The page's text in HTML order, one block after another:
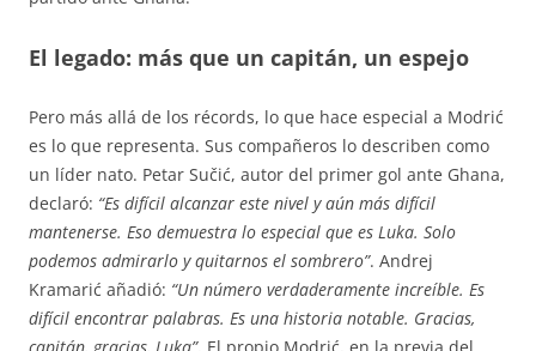
El legado: más que un capitán, un espejo
Pero más allá de los récords, lo que hace especial a Modrić
es lo que representa. Sus compañeros lo describen como
un líder nato. Petar Sučić, autor del primer gol ante Ghana,
declaró: “Es difícil alcanzar este nivel y aún más difícil
mantenerse. Eso demuestra lo especial que es Luka. Solo
podemos admirarlo y quitarnos el sombrero”. Andrej
Kramarić añadió: “Un número verdaderamente increíble. Es
difícil encontrar palabras. Es una historia notable. Gracias,
capitán, gracias, Luka”. El propio Modrić, en la previa del